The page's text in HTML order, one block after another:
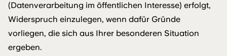
(Datenverarbeitung im öffentlichen Interesse) erfolgt,
Widerspruch einzulegen, wenn dafür Gründe
vorliegen, die sich aus Ihrer besonderen Situation
ergeben.